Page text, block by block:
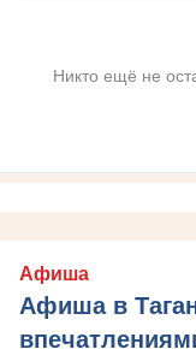
Никто ещё не
Афиша
Афиша в